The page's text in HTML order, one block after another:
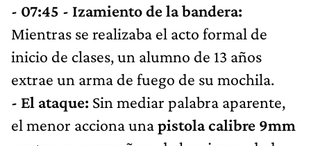
- 07:45 - Izamiento de la bandera:
Mientras se realizaba el acto formal de
inicio de clases, un alumno de 13 años
extrae un arma de fuego de su mochila.
- El ataque: Sin mediar palabra aparente,
el menor acciona unapistola calibre 9mm